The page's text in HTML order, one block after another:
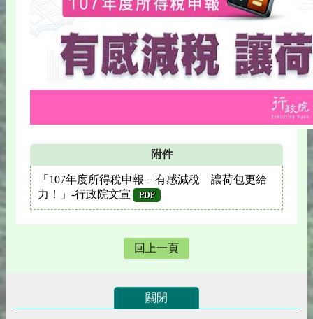
附件
「107年度所得稅申報－有感減稅 讓荷包更給
力！」-行政院文宣
PDF
回上一頁
關閉